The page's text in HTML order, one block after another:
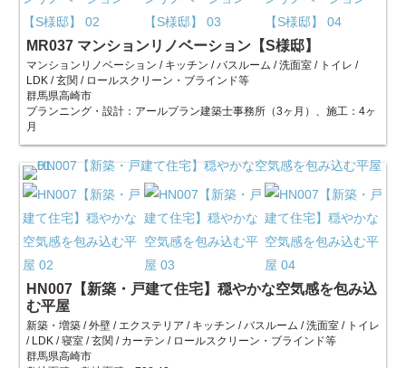
MR037 マンションリノベーション【S様邸】
マンションリノベーション / キッチン / バスルーム / 洗面室 / トイレ /
LDK / 玄関 / ロールスクリーン・ブラインド等
群馬県高崎市
プランニング・設計：アールプラン建築士事務所（3ヶ月）、施工：4ヶ
月
HN007【新築・戸建て住宅】穏やかな空気感を包み込
む平屋
新築・増築 / 外壁 / エクステリア / キッチン / バスルーム / 洗面室 / トイレ
/ LDK / 寝室 / 玄関 / カーテン / ロールスクリーン・ブラインド等
群馬県高崎市